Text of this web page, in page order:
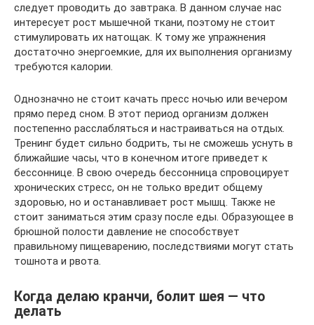
следует проводить до завтрака. В данном случае нас
интересует рост мышечной ткани, поэтому не стоит
стимулировать их натощак. К тому же упражнения
достаточно энергоемкие, для их выполнения организму
требуются калории.
Однозначно не стоит качать пресс ночью или вечером
прямо перед сном. В этот период организм должен
постепенно расслабляться и настраиваться на отдых.
Тренинг будет сильно бодрить, ты не сможешь уснуть в
ближайшие часы, что в конечном итоге приведет к
бессоннице. В свою очередь бессонница спровоцирует
хронических стресс, он не только вредит общему
здоровью, но и останавливает рост мышц. Также не
стоит заниматься этим сразу после еды. Образующее в
брюшной полости давление не способствует
правильному пищеварению, последствиями могут стать
тошнота и рвота.
Когда делаю кранчи, болит шея — что
делать